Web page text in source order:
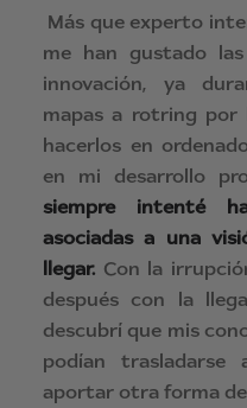
Más que experto
me han gustado
innovación, ya
mapas a rotring por
hacerlos en
en mi desarrollo
siempre intenté
asociadas a una
llegar. Con la
después con la
descubrí que mis
podían
aportar otra forma de